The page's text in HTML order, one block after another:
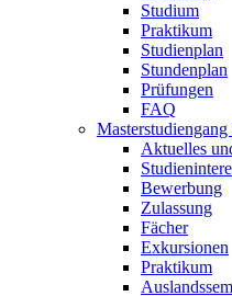
Studium
Praktikum
Studienplan
Stundenplan
Prüfungen
FAQ
Aktuelles
Bewerbung
Zulassung
Fächer
Exkursionen
Praktikum